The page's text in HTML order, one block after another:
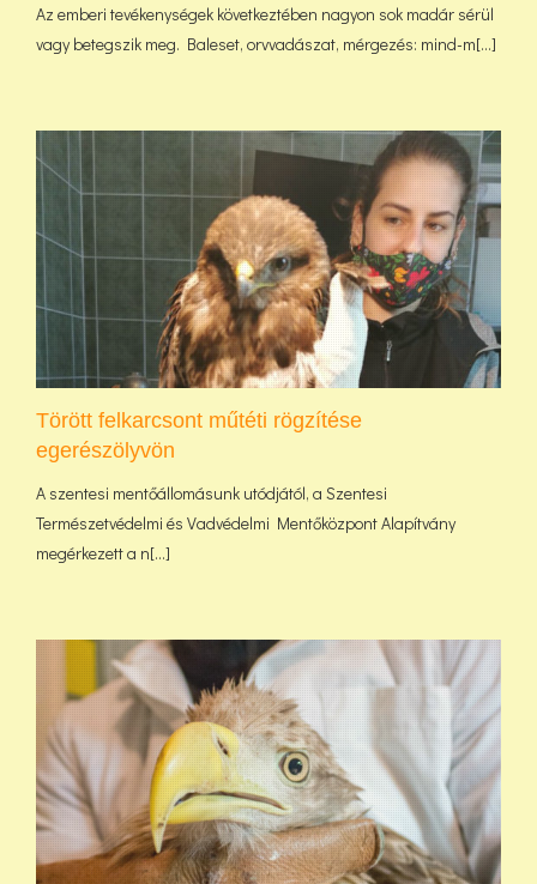
Az emberi tevékenységek következtében nagyon sok madár sérül
vagy betegszik meg. Baleset, orvvadászat, mérgezés: mind-m[...]
Törött felkarcsont műtéti rögzítése
egerészölyvön
A szentesi mentőállomásunk utódjától, a Szentesi
Természetvédelmi és Vadvédelmi Mentőközpont Alapítvány
megérkezett a n[...]